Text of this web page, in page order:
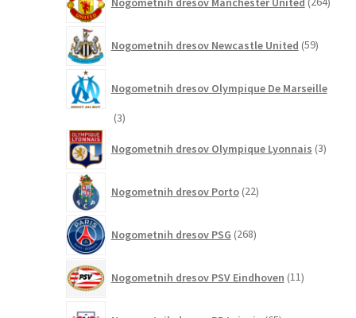
Nogometnih dresov Newcastle United 59izdelkov
Nogometnih dresov Olympique De Marseille
33
Nogometnih dresov Olympique Lyonnais 3izdelki
Nogometnih dresov Porto 22izdelkov
Nogometnih dresov PSG 268izdelkov
Nogometnih dresov PSV Eindhoven 11izdelkov